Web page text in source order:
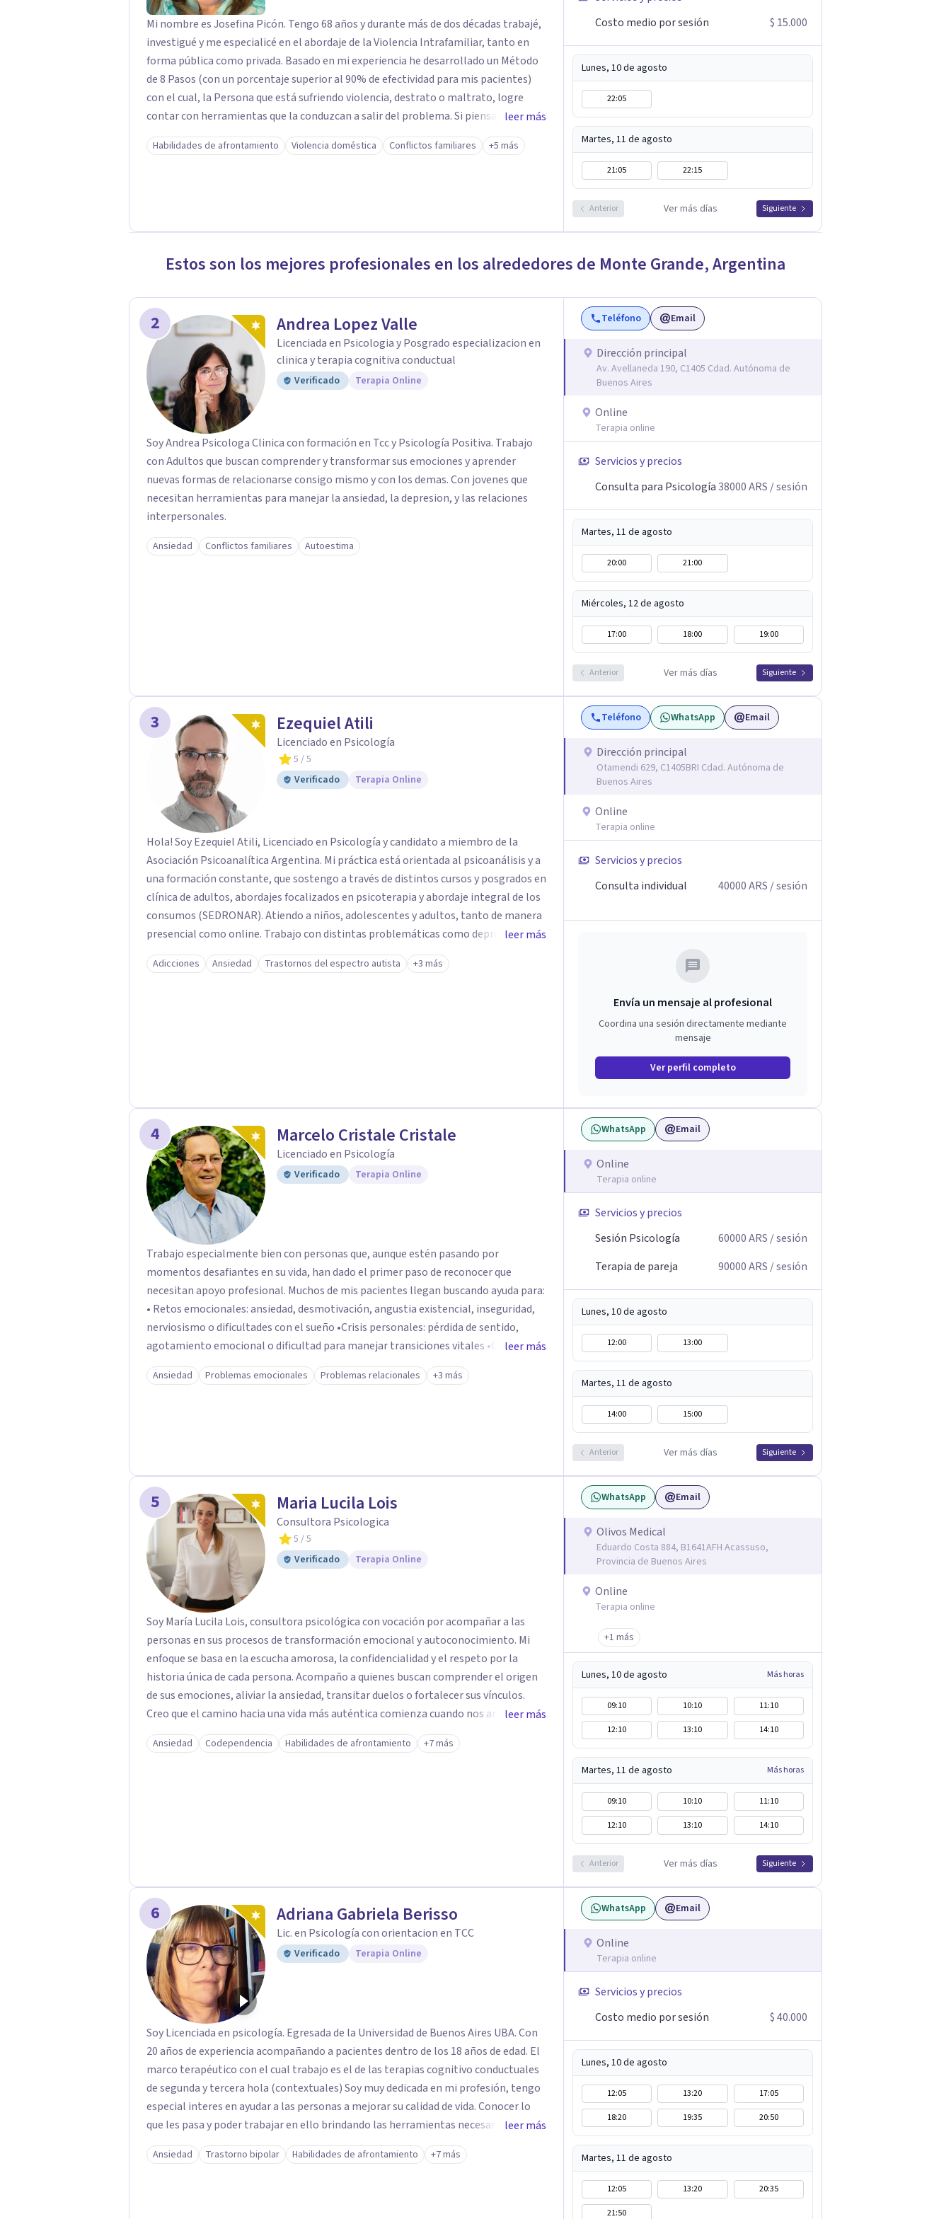
Mi nombre es Josefina Picón. Tengo 68 años y durante más de dos décadas trabajé,
investigué y me especialicé en el abordaje de la Violencia Intrafamiliar, tanto en
forma pública como privada. Basado en mi experiencia he desarrollado un Método
de 8 Pasos (con un porcentaje superior al 90% de efectividad para mis pacientes)
con el cual, la Persona que está sufriendo violencia, destrato o maltrato, logre
contar con herramientas que la conduzcan a salir del problema. Si piensas que éste
es el momento de decir basta, conéctate conmigo.
leer más
Habilidades de afrontamiento Violencia doméstica Conflictos familiares +5 más
Costo medio por sesión
$ 15.000
Lunes, 10 de agosto
22:05
Martes, 11 de agosto
21:05 22:15
Anterior Ver más días Siguiente
Estos son los mejores profesionales en los alrededores de Monte Grande,Argentina
2 Andrea Lopez Valle
Licenciada en Psicologia y Posgrado especializacion en
clinica y terapia cognitiva conductual
Verificado Terapia Online
Soy Andrea Psicologa Clinica con formación en Tcc y Psicología Positiva. Trabajo
con Adultos que buscan comprender y transformar sus emociones y aprender
nuevas formas de relacionarse consigo mismo y con los demas. Con jovenes que
necesitan herramientas para manejar la ansiedad, la depresion, y las relaciones
interpersonales.
Ansiedad Conflictos familiares Autoestima
Teléfono Email
Dirección principal
Av. Avellaneda 190, C1405 Cdad. Autónoma de
Buenos Aires
Online
Terapia online
Servicios y precios
Consulta para Psicología38000ARS / sesión
Martes, 11 de agosto
20:00 21:00
Miércoles, 12 de agosto
17:00 18:00 19:00
Anterior Ver más días Siguiente
3 Ezequiel Atili
Licenciado en Psicología
5 / 5
Verificado
Terapia Online
Hola! Soy Ezequiel Atili, Licenciado en Psicología y candidato a miembro de la
Asociación Psicoanalítica Argentina. Mi práctica está orientada al psicoanálisis y a
una formación constante, que sostengo a través de distintos cursos y posgrados en
clínica de adultos, abordajes focalizados en psicoterapia y abordaje integral de los
consumos (SEDRONAR). Atiendo a niños, adolescentes y adultos, tanto de manera
presencial como online. Trabajo con distintas problemáticas como depresión,
ataques de pánico, adicciones, trastornos alimentarios, trastornos del espectro
autista (TEA) y otras situaciones que generan malestar. Entiendo que cada persona
leer más
Adicciones Ansiedad Trastornos del espectro autista +3 más
Teléfono WhatsApp Email
Dirección principal
Otamendi 629, C1405BRI Cdad. Autónoma de
Buenos Aires
Online
Terapia online
Servicios y precios
Consulta individual
40000ARS / sesión
Envía un mensaje al profesional
Coordina una sesión directamente mediante
mensaje
Ver perfil completo
4 Marcelo Cristale Cristale
Licenciado en Psicología
Verificado Terapia Online
Trabajo especialmente bien con personas que, aunque estén pasando por
momentos desafiantes en su vida, han dado el primer paso de reconocer que
necesitan apoyo profesional. Muchos de mis pacientes llegan buscando ayuda para:
• Retos emocionales: ansiedad, desmotivación, angustia existencial, inseguridad,
nerviosismo o dificultades con el sueño •Crisis personales: pérdida de sentido,
agotamiento emocional o dificultad para manejar transiciones vitales •Conflictos
relacionales: problemas de pareja, tensiones familiares, desafíos laborales o
dificultades en dinámicas sociales.
leer más
Ansiedad Problemas emocionales Problemas relacionales +3 más
WhatsApp Email
Online
Terapia online
Servicios y precios
Sesión Psicología
60000ARS / sesión
Terapia de pareja
90000ARS / sesión
Lunes, 10 de agosto
12:00 13:00
Martes, 11 de agosto
14:00 15:00
Anterior Ver más días Siguiente
5 Maria Lucila Lois
Consultora Psicologica
5 / 5
Verificado
Terapia Online
Soy María Lucila Lois, consultora psicológica con vocación por acompañar a las
personas en sus procesos de transformación emocional y autoconocimiento. Mi
enfoque se basa en la escucha amorosa, la confidencialidad y el respeto por la
historia única de cada persona. Acompaño a quienes buscan comprender el origen
de sus emociones, aliviar la ansiedad, transitar duelos o fortalecer sus vínculos.
Creo que el camino hacia una vida más auténtica comienza cuando nos animamos a
mirar hacia adentro y a reconocer las raíces de lo que sentimos.
leer más
Ansiedad Codependencia Habilidades de afrontamiento +7 más
WhatsApp Email
Olivos Medical
Eduardo Costa 884, B1641AFH Acassuso,
Provincia de Buenos Aires
Online
Terapia online
+1 más
Lunes, 10 de agosto Más horas
09:10 10:10
11:10
12:10
13:10 14:10
Martes, 11 de agosto Más horas
09:10 10:10
11:10
12:10
13:10 14:10
Anterior Ver más días Siguiente
6 Adriana Gabriela Berisso
Lic. en Psicología con orientacion en TCC
Verificado Terapia Online
Soy Licenciada en psicología. Egresada de la Universidad de Buenos Aires UBA. Con
20 años de experiencia acompañando a pacientes dentro de los 18 años de edad. El
marco terapéutico con el cual trabajo es el de las terapias cognitivo conductuales
de segunda y tercera hola (contextuales) Soy muy dedicada en mi profesión, tengo
especial interes en ayudar a las personas a mejorar su calidad de vida. Conocer lo
que les pasa y poder trabajar en ello brindando las herramientas necesarias. Hay
momentos en la vida por los cuales atravezamos por estados de ansiedad,
depresión o estrés, es alli donde no encontramos o nos parece no tener recursos
leer más
Ansiedad Trastorno bipolar Habilidades de afrontamiento +7 más
WhatsApp Email
Online
Terapia online
Servicios y precios
Costo medio por sesión
$ 40.000
Lunes, 10 de agosto
12:05 13:20
17:05
18:20
19:35 20:50
Martes, 11 de agosto
12:05 13:20
20:35
21:50